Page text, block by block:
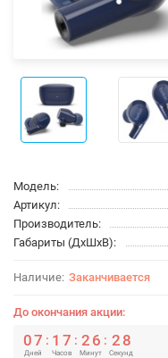
Модель:
Артикул:
Производитель:
Габариты (ДхШхВ):
Заканчивается
До окончания акции:
07
Дней
: 1 7
Часов
: 2 6
Минут
: 2 7
Секунд